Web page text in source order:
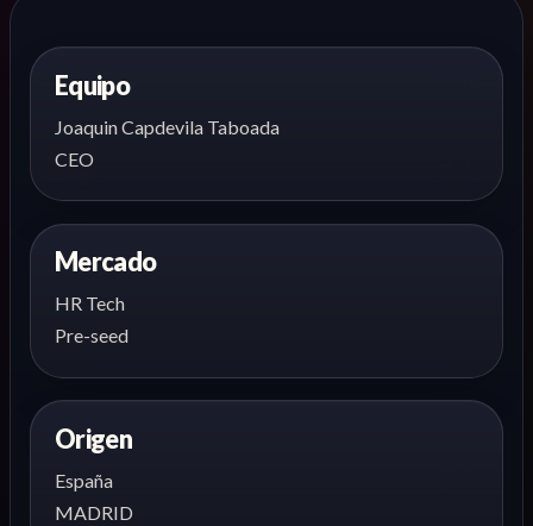
Equipo
Joaquin Capdevila Taboada
CEO
Mercado
HR Tech
Pre-seed
Origen
España
MADRID